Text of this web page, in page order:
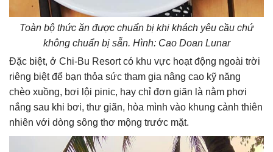
Toàn bộ thức ăn được chuẩn bị khi khách yêu cầu chứ
không chuẩn bị sẵn. Hình: Cao Doan Lunar
Đặc biệt, ở Chi-Bu Resort có khu vực hoạt động ngoài trời
riêng biệt để bạn thỏa sức tham gia nâng cao kỹ năng
chèo xuồng, bơi lội pinic, hay chỉ đơn giãn là nằm phơi
nắng sau khi bơi, thư giãn, hòa mình vào khung cảnh thiên
nhiên với dòng sông thơ mộng trước mặt.